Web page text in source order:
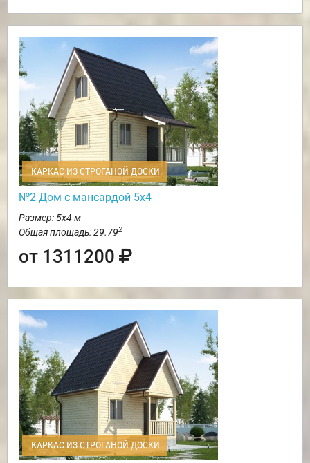
КАРКАС ИЗ СТРОГАНОЙ ДОСКИ
№2 Дом с мансардой 5х4
Размер: 5х4 м
Общая площадь: 29.792
от 1311200
КАРКАС ИЗ СТРОГАНОЙ ДОСКИ